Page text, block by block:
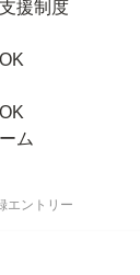
援制度
ム
エントリー